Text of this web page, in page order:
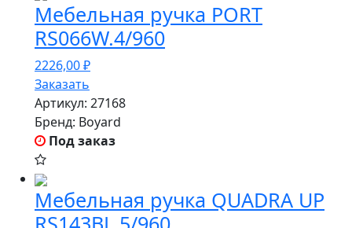
Мебельная ручка PORT
RS066W.4/960
2226,00₽
Заказать
Артикул: 27168
Бренд: Boyard
Под заказ
Мебельная ручка QUADRA UP